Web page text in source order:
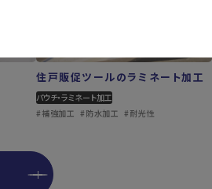
住戸販促ツールのラミネート加工
パウチ・ラミネート加工
#補強加工 #防水加工 #耐光性